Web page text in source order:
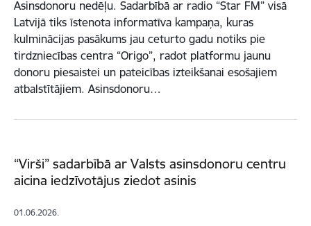
Asinsdonoru nedēļu. Sadarbībā ar radio “Star FM” visā
Latvijā tiks īstenota informatīva kampaņa, kuras
kulminācijas pasākums jau ceturto gadu notiks pie
tirdzniecības centra “Origo”, radot platformu jaunu
donoru piesaistei un pateicības izteikšanai esošajiem
atbalstītājiem. Asinsdonoru…
“Virši” sadarbībā ar Valsts asinsdonoru centru
aicina iedzīvotājus ziedot asinis
01.06.2026.